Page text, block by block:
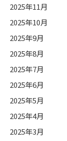
2025年11月
2025年10月
2025年9月
2025年8月
2025年7月
2025年6月
2025年5月
2025年4月
2025年3月